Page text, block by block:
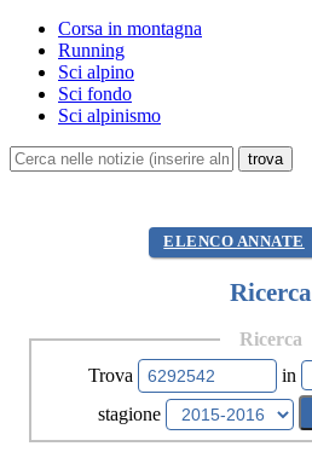
Corsa in montagna
Running
Sci alpino
Sci fondo
Sci alpinismo
ELENCO ANNATE
Ricerca
Ricerca
Trova
in
stagione